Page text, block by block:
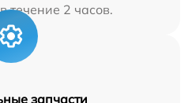
течение 2 часов.
запчасти